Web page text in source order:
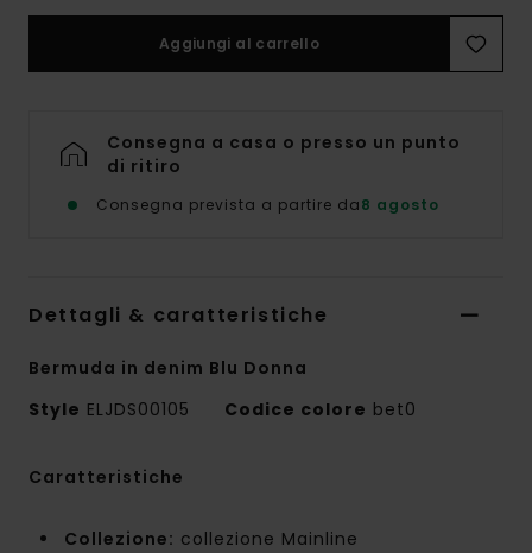
Aggiungi al carrello
Consegna a casa o presso un punto
di ritiro
Consegna prevista a partire da8 agosto
Dettagli & caratteristiche
Bermuda in denim Blu Donna
Style ELJDS00105 Codice colore bet0
Caratteristiche
Collezione: collezione Mainline